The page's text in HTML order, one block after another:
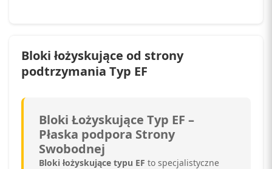
Bloki łożyskujące od strony
podtrzymania Typ EF
Bloki Łożyskujące Typ EF –
Płaska podpora Strony
Swobodnej
Bloki łożyskujące typu EF to specjalistyczne